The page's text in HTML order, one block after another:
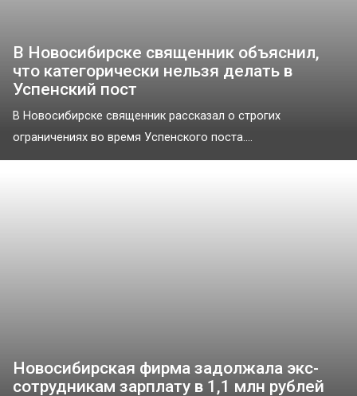
В Новосибирске священник объяснил,
что категорически нельзя делать в
Успенский пост
В Новосибирске священник рассказал о строгих
ограничениях во время Успенского поста....
Новосибирская фирма задолжала экс-
сотрудникам зарплату в 1,1 млн рублей